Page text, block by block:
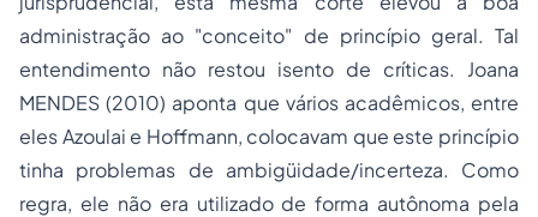
administração ao "conceito" de princípio geral. Tal
entendimento não restou isento de críticas. Joana
MENDES (2010) aponta que vários acadêmicos, entre
eles Azoulai e Hoffmann, colocavam que este princípio
tinha problemas de ambigüidade/incerteza. Como
regra, ele não era utilizado de forma autônoma pela